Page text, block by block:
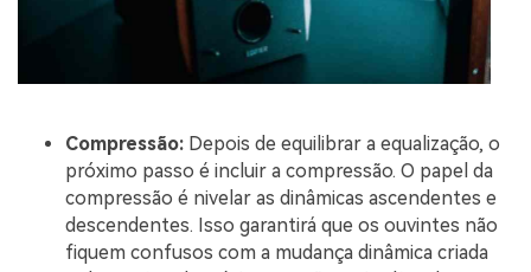
Compressão: Depois de equilibrar a equalização, o
próximo passo é incluir a compressão. O papel da
compressão é nivelar as dinâmicas ascendentes e
descendentes. Isso garantirá que os ouvintes não
fiquem confusos com a mudança dinâmica criada